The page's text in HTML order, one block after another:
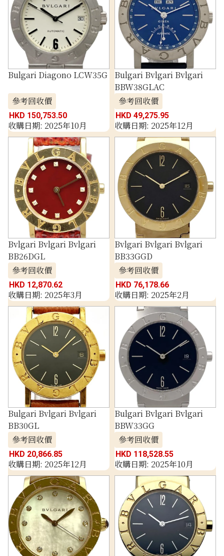
Bulgari Diagono LCW35G
參考回收價
HKD 150,753.50
收購日期: 2025年10月
Bulgari Bvlgari Bvlgari
BBW38GLAC
參考回收價
HKD 49,275.95
收購日期: 2025年12月
Bvlgari Bvlgari Bvlgari
BB26DGL
參考回收價
HKD 12,870.62
收購日期: 2025年3月
Bvlgari Bvlgari Bvlgari
BB33GGD
參考回收價
HKD 76,178.66
收購日期: 2025年2月
Bulgari Bvlgari Bvlgari
BB30GL
參考回收價
HKD 20,866.85
收購日期: 2025年12月
Bulgari Bvlgari Bvlgari
BBW33GG
參考回收價
HKD 118,528.55
收購日期: 2025年10月